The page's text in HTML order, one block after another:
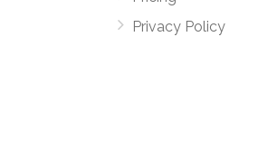
Privacy Policy